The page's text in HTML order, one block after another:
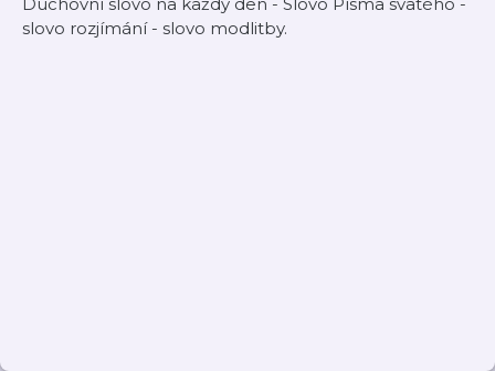
slovo rozjímání - slovo modlitby.